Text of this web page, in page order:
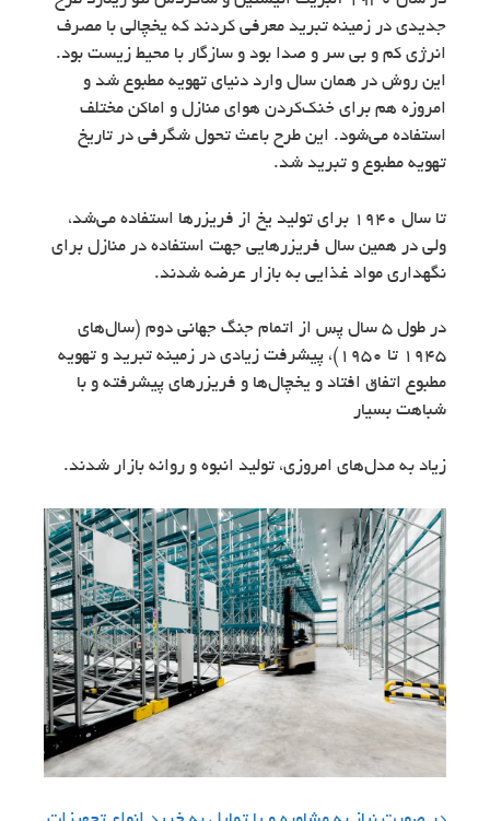
جدیدی در زمینه تبرید معرفی کردند که یخچالی با مصرف
انرژی کم و بی سر و صدا بود و سازگار با محیط زیست بود.
این روش در همان سال وارد دنیای تهویه مطبوع شد و
امروزه هم برای خنک‌کردن هوای منازل و اماکن مختلف
استفاده می‌شود. این طرح باعث تحول شگرفی در تاریخ
تهویه مطبوع و تبرید شد.
تا سال 1940 برای تولید یخ از فریزرها استفاده می‌شد،
ولی در همین سال فریزرهایی جهت استفاده در منازل برای
نگهداری مواد غذایی به بازار عرضه شدند.
در طول 5 سال پس از اتمام جنگ جهانی دوم (سال‌های
1945 تا 1950)، پیشرفت زیادی در زمینه تبرید و تهویه
مطبوع اتفاق افتاد و یخچال‌ها و فریزرهای پیشرفته و با
شباهت بسیار
زیاد به مدل‌های امروزی، تولید انبوه و روانه بازار شدند.